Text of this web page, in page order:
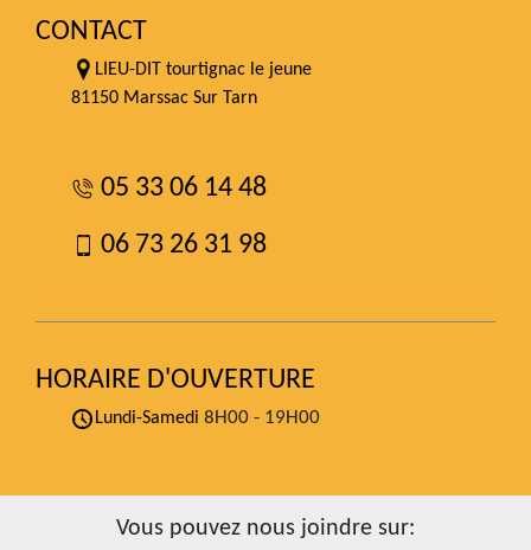
CONTACT
LIEU-DIT tourtignac le jeune
81150 Marssac Sur Tarn
05 33 06 14 48
06 73 26 31 98
HORAIRE D'OUVERTURE
Lundi-Samedi 8H00 - 19H00
Vous pouvez nous joindre sur: